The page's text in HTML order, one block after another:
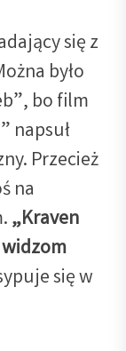
się z
było
bo film
napsuł
Przecież
na
„Kraven
się w